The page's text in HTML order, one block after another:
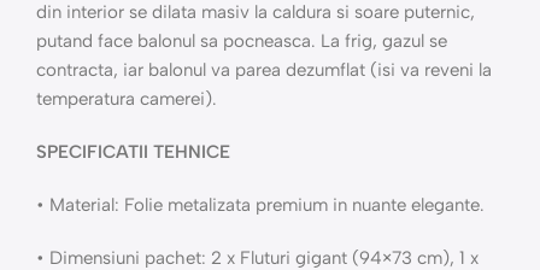
din interior se dilata masiv la caldura si soare puternic,
putand face balonul sa pocneasca. La frig, gazul se
contracta, iar balonul va parea dezumflat (isi va reveni la
temperatura camerei).
SPECIFICATII TEHNICE
• Material: Folie metalizata premium in nuante elegante.
• Dimensiuni pachet: 2 x Fluturi gigant (94×73 cm), 1 x